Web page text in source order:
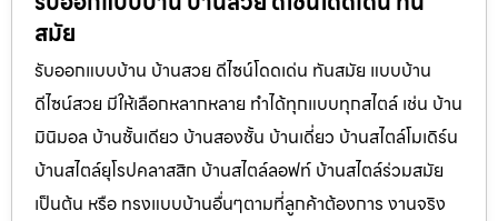
สมัย
รับออกแบบบ้าน บ้านสวย ดีไซน์โดดเด่น ทันสมัย แบบบ้าน
ดีไซน์สวย มีให้เลือกหลากหลาย ทำได้ทุกแบบทุกสไตล์ เช่น บ้าน
มินิมอล บ้านชั้นเดียว บ้านสองชั้น บ้านเดี่ยว บ้านสไตล์โมเดิร์น
บ้านสไตล์ยุโรปคลาสสิก บ้านสไตล์ลอฟท์ บ้านสไตล์ร่วมสมัย
เป็นต้น หรือ ทรงแบบบ้านอื่นๆตามที่ลูกค้าต้องการ งานจริง